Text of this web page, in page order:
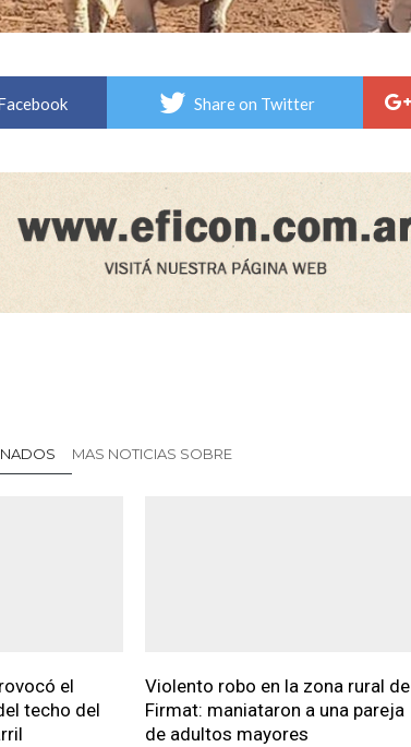
Share on Twitter
MAS NOTICIAS SOBRE
el
techo del
Violento robo en la zona rural de
Firmat: maniataron a una pareja
de adultos mayores